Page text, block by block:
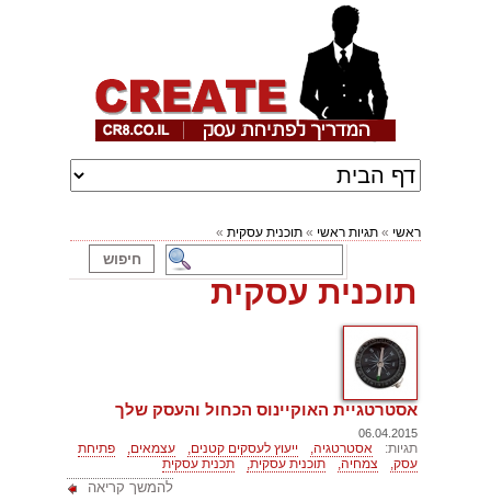
ראשי » תגיות ראשי » תוכנית עסקית »
תוכנית עסקית
אסטרטגיית האוקיינוס הכחול והעסק שלך
06.04.2015
תגיות: אסטרטגיה, ייעוץ לעסקים קטנים, עצמאים,
פתיחת
עסק,
צמחיה, תוכנית עסקית, תכנית עסקית
להמשך קריאה